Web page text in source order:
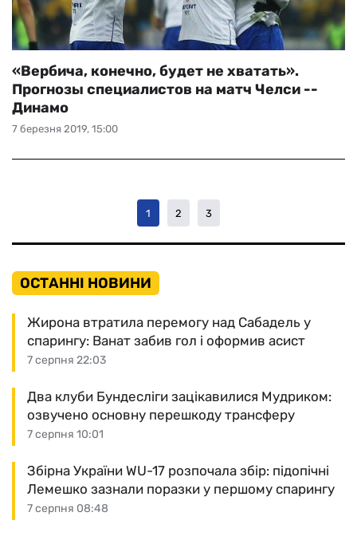
7 березня 2019, 15:00
«Вербича, конечно, будет не хватать».
Прогнозы специалистов на матч Челси --
Динамо
1 2 3
ОСТАННІ НОВИНИ
7 серпня 22:03
Жирона втратила перемогу над Сабадель у
спарингу: Ванат забив гол і оформив асист
7 серпня 10:01
Два клуби Бундесліги зацікавилися Мудриком:
озвучено основну перешкоду трансферу
7 серпня 08:48
Збірна України WU-17 розпочала збір: підопічні
Лемешко зазнали поразки у першому спарингу